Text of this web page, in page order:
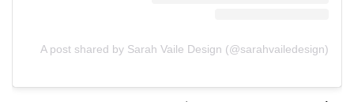
A post shared by Sarah Vaile Design (@sarahvailedesign)